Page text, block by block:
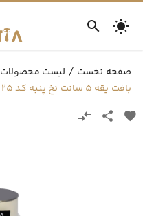
صفحه نخست لیست محصولات
بافت یقه 5 سانت نخ پنبه کد 25